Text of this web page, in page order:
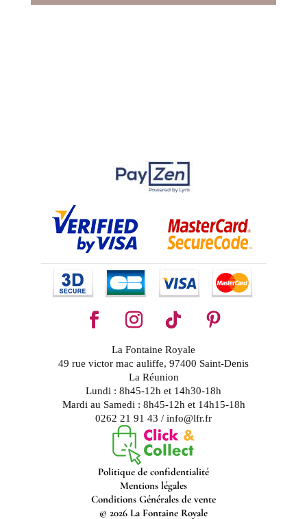
La Fontaine Royale
49 rue victor mac auliffe, 97400 Saint-Denis
La Réunion
Lundi : 8h45-12h et 14h30-18h
Mardi au Samedi : 8h45-12h et 14h15-18h
0262 21 91 43 / info@lfr.fr
Politique de confidentialité
Mentions légales
Conditions Générales de vente
© 2026 La Fontaine Royale